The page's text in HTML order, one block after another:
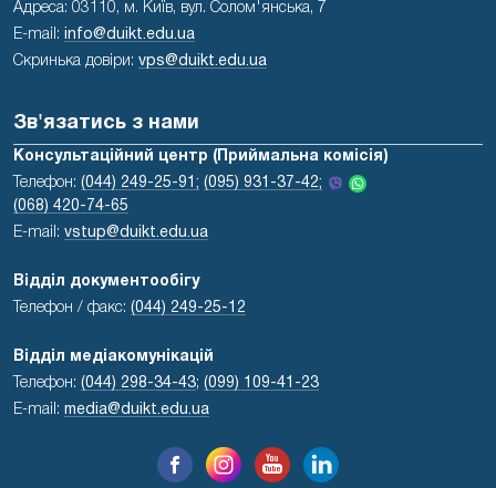
Адреса: 03110, м. Київ, вул. Солом'янська, 7
E-mail:
info@duikt.edu.ua
Скринька довіри: vps@duikt.edu.ua
Зв'язатись з нами
Консультаційний центр (Приймальна комісія)
Телефон: (044) 249-25-91; (095) 931-37-42;
(068) 420-74-65
E-mail: vstup@duikt.edu.ua
Відділ документообігу
Телефон / факс: (044) 249-25-12
Відділ медіакомунікацій
Телефон: (044) 298-34-43; (099) 109-41-23
E-mail: media@duikt.edu.ua